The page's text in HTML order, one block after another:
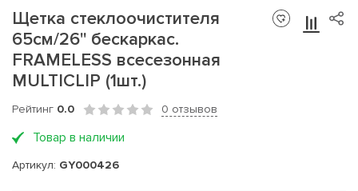
Щетка стеклоочистителя
65см/26'' бескаркас.
FRAMELESS всесезонная
MULTICLIP (1шт.)
Рейтинг 0.0 0 отзывов
Товар в наличии
Артикул: GY000426